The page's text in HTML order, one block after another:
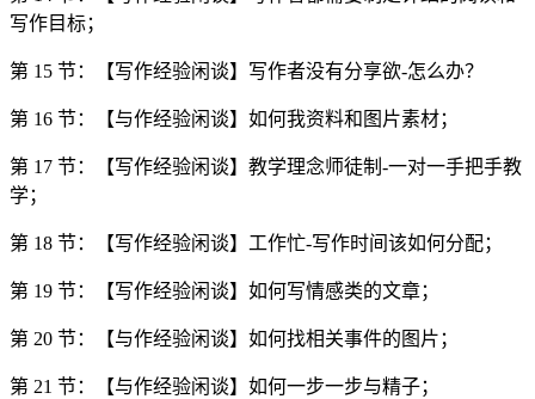
写作目标；
第 15 节：【写作经验闲谈】写作者没有分享欲-怎么办？
第 16 节：【与作经验闲谈】如何我资料和图片素材；
第 17 节：【写作经验闲谈】教学理念师徒制-一对一手把手教
学；
第 18 节：【写作经验闲谈】工作忙-写作时间该如何分配；
第 19 节：【写作经验闲谈】如何写情感类的文章；
第 20 节：【与作经验闲谈】如何找相关事件的图片；
第 21 节：【与作经验闲谈】如何一步一步与精子；